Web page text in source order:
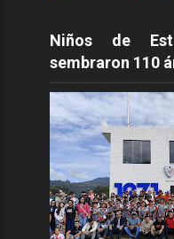
Niños de
sembraron 110